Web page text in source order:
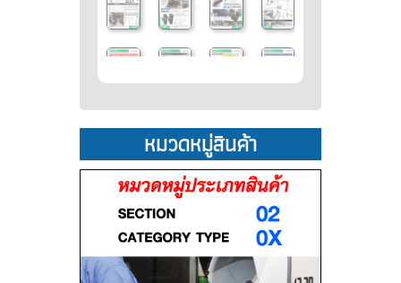
หมวดหมู่สินค้า